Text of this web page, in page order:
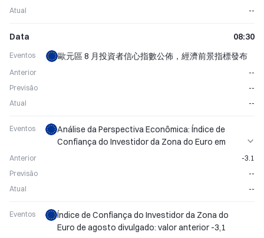
Atual
--
Data 08:30
Eventos 歐元區 8 月投資者信心指數公佈，經濟前景指標發布
Anterior
--
Previsão
--
Atual
--
Eventos
Análise da Perspectiva Econômica: Índice de
Confiança do Investidor da Zona do Euro em
Anterior
-3.1
Previsão
--
Atual
--
Eventos
Índice de Confiança do Investidor da Zona do
Euro de agosto divulgado: valor anterior -3,1